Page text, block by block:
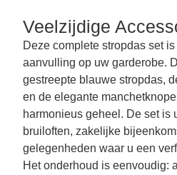
Veelzijdige
Deze complete stropdas set
aanvulling op uw garderobe.
gestreepte blauwe stropdas,
en de elegante
harmonieus geheel. De set is
bruiloften, zakelijke
gelegenheden waar u een
Het onderhoud is eenvoudig: